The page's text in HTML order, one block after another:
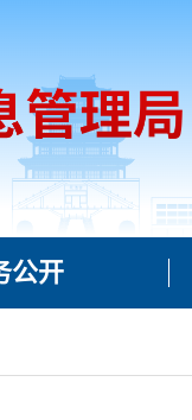
公开